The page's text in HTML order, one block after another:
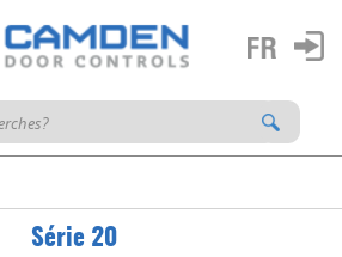
Série 20